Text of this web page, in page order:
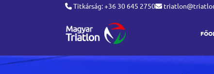
Titkárság: +36 30 645 2750